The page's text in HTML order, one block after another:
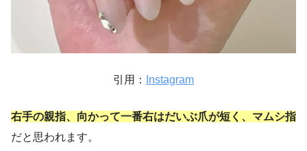
引用： Instagram
右手の親指、向かって一番右はだいぶ爪が短く、マムシ指
だと思われます。